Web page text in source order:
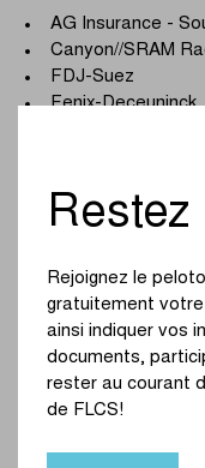
AG Insurance -
Canyon//SRAM
FDJ-Suez
Fenix-Deceuninck
Movistar Team
Team SD Worx -
Team Visma |
UAE Team ADQ
Uno-X Mobility
Restez
Rejoignez le
gratuitement votre
ainsi indiquer vos
documents,
rester au courant
de FLCS!